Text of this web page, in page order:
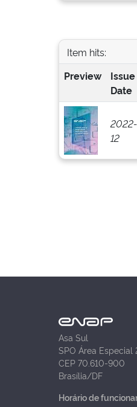
Item hits:
Preview
Issue
Date
2022-
12
Asa Sul
SPO Área Especial
CEP 70.610-900
Brasília/DF
Horário de